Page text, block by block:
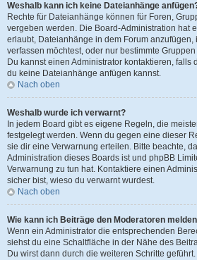
Weshalb kann ich keine Dateianhänge
Rechte für Dateianhänge können für Foren,
vergeben werden. Die Board-Administration hat
erlaubt, Dateianhänge in dem Forum anzufügen,
verfassen möchtest, oder nur bestimmte
Du kannst einen Administrator kontaktieren, falls
du keine Dateianhänge anfügen kannst.
Nach oben
Weshalb wurde ich verwarnt?
In jedem Board gibt es eigene Regeln, die
festgelegt werden. Wenn du gegen eine dieser
sie dir eine Verwarnung erteilen. Bitte beachte,
Administration dieses Boards ist und phpBB
Verwarnung zu tun hat. Kontaktiere einen
sicher bist, wieso du verwarnt wurdest.
Nach oben
Wie kann ich Beiträge den Moderatoren
Wenn ein Administrator die entsprechenden
siehst du eine Schaltfläche in der Nähe des
Du wirst dann durch die weiteren Schritte geführt.